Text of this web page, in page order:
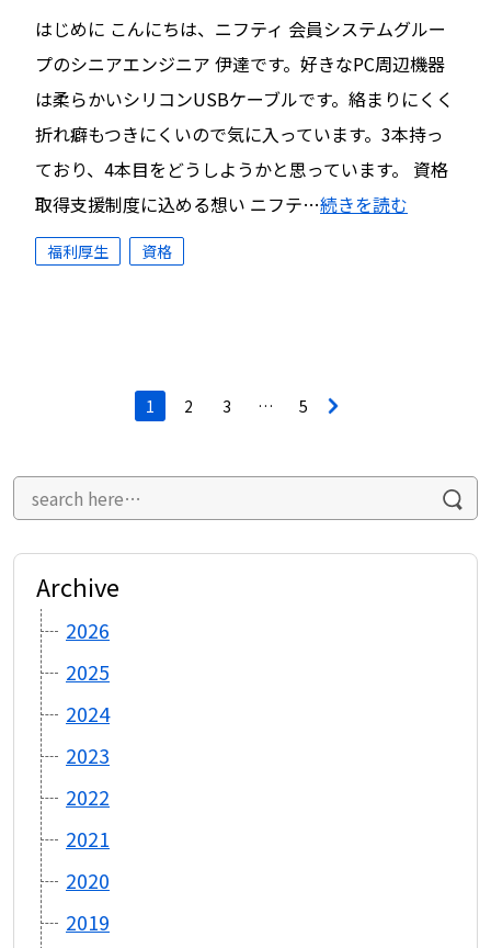
はじめに こんにちは、ニフティ 会員システムグルー
プのシニアエンジニア 伊達です。好きなPC周辺機器
は柔らかいシリコンUSBケーブルです。絡まりにくく
折れ癖もつきにくいので気に入っています。3本持っ
ており、4本目をどうしようかと思っています。 資格
取得支援制度に込める想い ニフテ…続きを読む
福利厚生 資格
ー
ョ
1 2 3 … 5
Archive
2026
2025
2024
2023
2022
2021
2020
2019